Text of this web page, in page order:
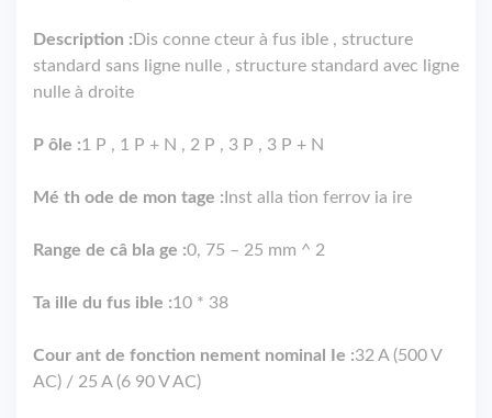
Description : Dis conne cteur à fus ible , structure
standard sans ligne nulle , structure standard avec ligne
nulle à droite
P ôle :1 P , 1 P + N , 2 P , 3 P , 3 P + N
Mé th ode de mon tage : Inst alla tion ferrov ia ire
Range de câ bla ge :0, 75 – 25 mm ^ 2
Ta ille du fus ible :10 * 38
Cour ant de fonction nement nominal Ie :32 A (500 V
AC) / 25 A (6 90 V AC)